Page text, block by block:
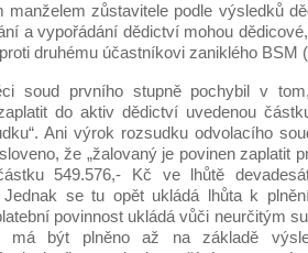
manželem zůstavitele podle výsledků
a vypořádání dědictví mohou
druhému účastníkovi zaniklého BSM
soud prvního stupně pochybil v
do aktiv dědictví uvedenou
Ani výrok rozsudku odvolacího
že „žalovaný je povinen zaplatit
549.576,- Kč ve lhůtě
Jednak se tu opět ukládá lhůta k
povinnost ukládá vůči neurčitým
má být plněno až na základě